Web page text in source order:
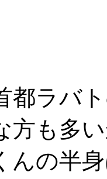
都ラバ
方も多
んの半